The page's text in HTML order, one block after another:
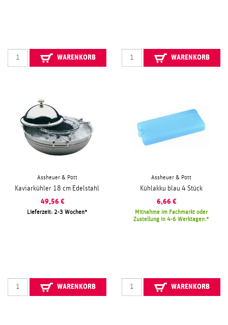
WARENKORB WARENKORB
Assheuer & Pott
Kaviarkühler 18 cm Edelstahl
49,56 €
Lieferzeit: 2-3 Wochen
WARENKORB
Assheuer & Pott
Kühlakku blau 4 Stück
6,66 €
Mitnahme im Fachmarkt oder
Zustellung in 4-6 Werktagen.
WARENKORB